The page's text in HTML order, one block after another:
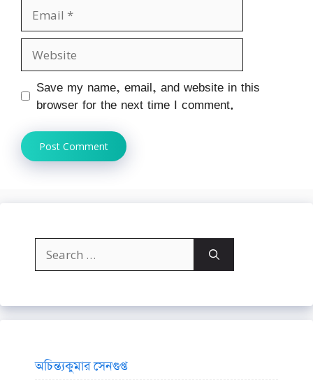
Email
Website
Save my name, email, and website in this
browser for the next time I comment.
Search
for:
অচিন্ত্যকুমার সেনগুপ্ত